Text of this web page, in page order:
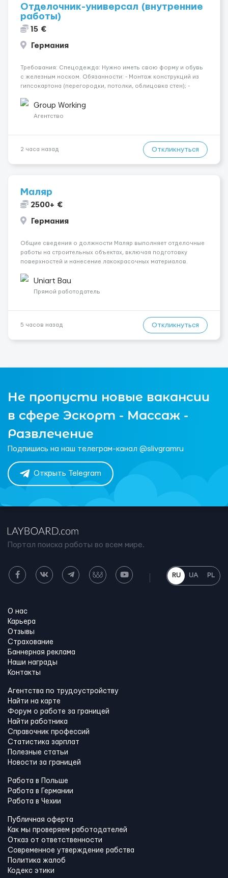
Отделочник-универсал (внутренние
работы)
15 €
Германия
Требования: Спецодежда: Нужно иметь свою форму и обувь
с железным носком. Обязанности: - Монтаж конструкций из
гипсокартона (перегородки, потолки, облицовка стен); -
малярных работ (шпатлевка, грунтовка, покраска); -
Штукатурные работы ...
Group Working
Агентство
2 часа назад Откликнуться
Маляр
2500+ €
Германия
Общие сведения о должности Маляр выполняет отделочные
работы на строительных объектах, включая подготовку
поверхностей и нанесение лакокрасочных материалов.
профессионалов на месте, приглашения делаем только для
профессионалов с доказательным портф...
Uniart Bau
Прямой работодатель
5 часов назад Откликнуться
Не пропусти новые вакансии
в сфере Эскорт - Массаж -
Развлечение
Подпишись на наш телеграм-канал @slivgramru
Открыть Telegram
Портал поиска работы во всем мире.
RU UA PL
О нас
Карьера
Отзывы
Страхование
Баннерная реклама
Наши награды
Контакты
Агентства по трудоустройству
Найти на карте
Форум о работе за границей
Найти работника
Справочник профессий
Статистика зарплат
Полезные статьи
Новости за границей
Работа в Польше
Работа в Германии
Работа в Чехии
Публичная оферта
Как мы проверяем работодателей
Отказ от ответственности
Современное утверждение рабства
Политика жалоб
Кодекс этики